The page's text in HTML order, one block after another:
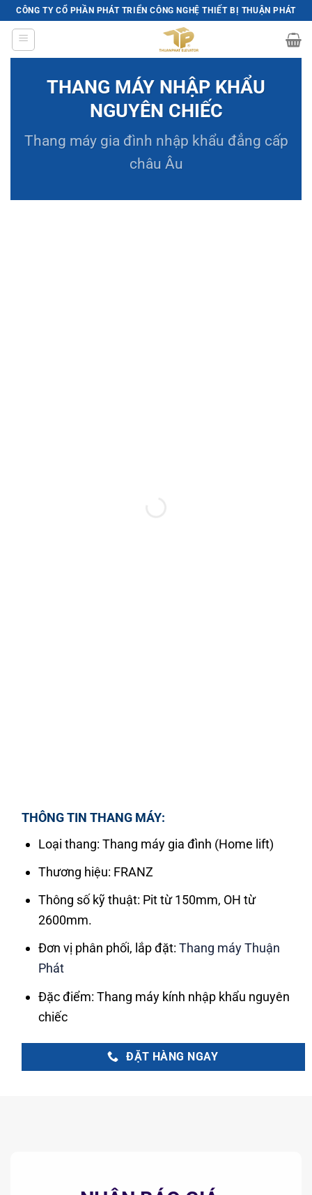
Skip
to
content
CÔNG TY CỔ PHẦN PHÁT TRIỂN CÔNG NGHỆ THIẾT BỊ THUẬN PHÁT
THANG MÁY NHẬP KHẨU
NGUYÊN CHIẾC
Thang máy gia đình nhập khẩu đẳng cấp
châu Âu
THÔNG TIN THANG MÁY:
Loại thang: Thang máy gia đình (Home lift)
Thương hiệu: FRANZ
Thông số kỹ thuật: Pit từ 150mm, OH từ
2600mm.
Đơn vị phân phối, lắp đặt:Thang máy Thuận
Phát
Đặc điểm: Thang máy kính nhập khẩu nguyên
chiếc
ĐẶT HÀNG NGAY